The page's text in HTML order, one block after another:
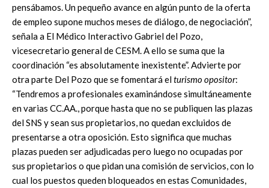
pensábamos. Un pequeño avance en algún punto de la oferta
de empleo supone muchos meses de diálogo, de negociación”,
señala a El Médico Interactivo Gabriel del Pozo,
vicesecretario general de CESM. A ello se suma que la
coordinación “es absolutamente inexistente”. Advierte por
otra parte Del Pozo que se fomentará elturismo opositor:
“Tendremos a profesionales examinándose simultáneamente
en varias CC.AA., porque hasta que no se publiquen las plazas
del SNS y sean sus propietarios, no quedan excluidos de
presentarse a otra oposición. Esto significa que muchas
plazas pueden ser adjudicadas pero luego no ocupadas por
sus propietarios o que pidan una comisión de servicios, con lo
cual los puestos queden bloqueados en estas Comunidades,